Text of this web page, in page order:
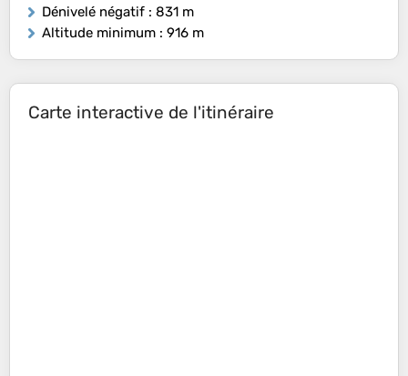
Dénivelé négatif : 831 m
Altitude minimum : 916 m
Carte interactive de l'itinéraire